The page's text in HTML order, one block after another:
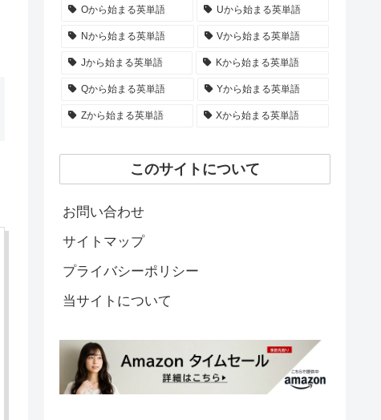
Oから始まる英単語 Uから始まる英単語
Nから始まる英単語 Vから始まる英単語
Jから始まる英単語 Kから始まる英単語
Qから始まる英単語 Yから始まる英単語
Zから始まる英単語 Xから始まる英単語
このサイトについて
お問い合わせ
サイトマップ
プライバシーポリシー
当サイトについて